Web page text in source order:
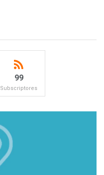
99
Subscriptores